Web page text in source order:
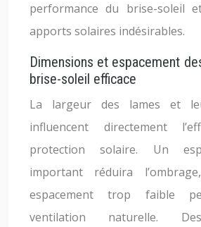
performance du brise-soleil
apports solaires indésirables.
Dimensions et espacement
brise-soleil efficace
La largeur des lames et
influencent directement
protection solaire. Un
important réduira
espacement trop faible
ventilation naturelle.